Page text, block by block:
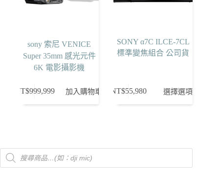
sony 索尼 VENICE
Super 35mm 感光元件
6K 電影攝影機
NT$999,999 加入購物車
SONY α7C ILCE-7CL
標準變焦組合 公司貨
NT$55,980 選擇選項
式。
Products
search